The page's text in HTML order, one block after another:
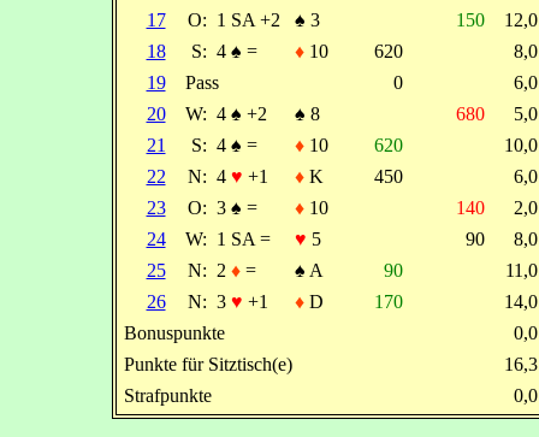
17
O: 1 SA +2 ♠ 3 150
18
S: 4 ♠ = ♦10 620
19
Pass 0
20
W: 4 ♠ +2 ♠ 8 680
21
S: 4 ♠ = ♦10 620
22
N: 4 ♥ +1 ♦K 450
23
O: 3 ♠ = ♦10 140
24
W: 1 SA = ♥ 5 90
25
N: 2 ♦= ♠ A 90
26
N: 3 ♥ +1 ♦D 170
Bonuspunkte
Punkte für Sitztisch(e)
Strafpunkte